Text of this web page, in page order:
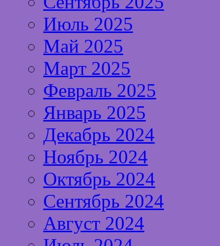
Июль 2025
Май 2025
Март 2025
Февраль 2025
Январь 2025
Декабрь 2024
Ноябрь 2024
Октябрь 2024
Сентябрь 2024
Август 2024